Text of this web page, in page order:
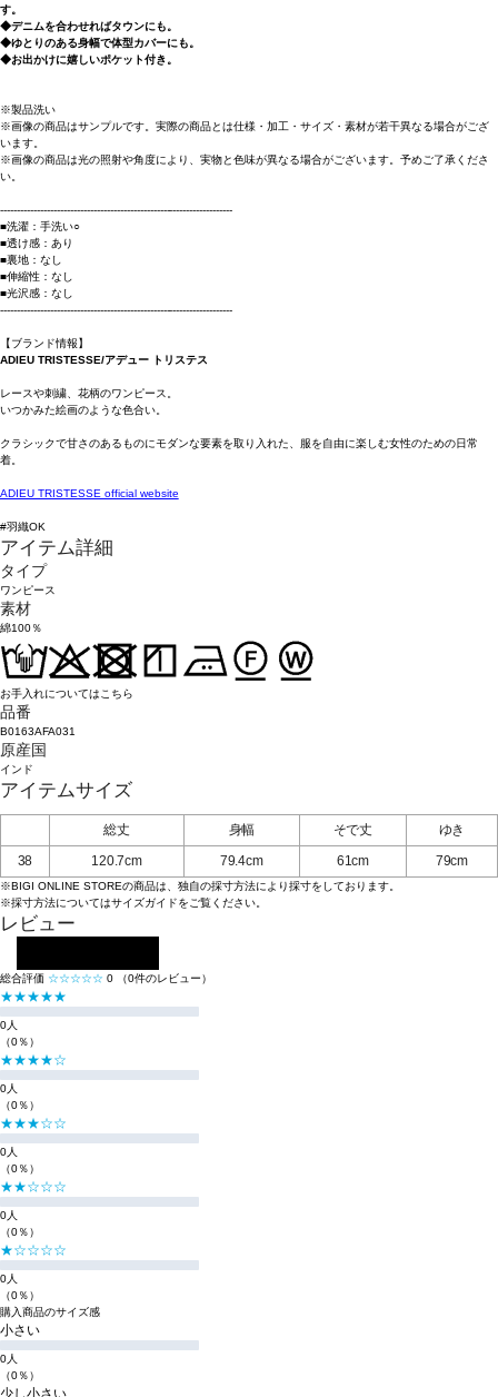
す。
◆デニムを合わせればタウンにも。
◆ゆとりのある身幅で体型カバーにも。
◆お出かけに嬉しいポケット付き。
※製品洗い
※画像の商品はサンプルです。実際の商品とは仕様・加工・サイズ・素材が若干異なる場合がござ
います。
※画像の商品は光の照射や角度により、実物と色味が異なる場合がございます。予めご了承くださ
い。
----------------------------------------------------------------------
■洗濯：手洗い○
■透け感：あり
■裏地：なし
■伸縮性：なし
■光沢感：なし
----------------------------------------------------------------------
【ブランド情報】
ADIEU TRISTESSE/アデュー トリステス
レースや刺繍、花柄のワンピース。
いつかみた絵画のような色合い。
クラシックで甘さのあるものにモダンな要素を取り入れた、服を自由に楽しむ女性のための日常
着。
ADIEU TRISTESSE official website
#羽織OK
アイテム詳細
タイプ
ワンピース
素材
綿100％
お手入れについてはこちら
品番
B0163AFA031
原産国
インド
アイテムサイズ
総丈 身幅 そで丈
ゆき
38
120.7cm 79.4cm 61cm 79cm
※BIGI ONLINE STOREの商品は、独自の採寸方法により採寸をしております。
※採寸方法についてはサイズガイドをご覧ください。
レビュー
総合評価 ☆☆☆☆☆ 0 （0件のレビュー）
★★★★★
0人
（0％）
★★★★☆
0人
（0％）
★★★☆☆
0人
（0％）
★★☆☆☆
0人
（0％）
★☆☆☆☆
0人
（0％）
購入商品のサイズ感
小さい
0人
（0％）
少し小さい